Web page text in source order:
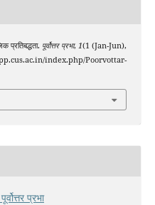
प्रतिबद्धता. पूर्वोत्तर प्रभा, 1(1 (Jan-Jun),
index.php/Poorvottar-
प्रभा